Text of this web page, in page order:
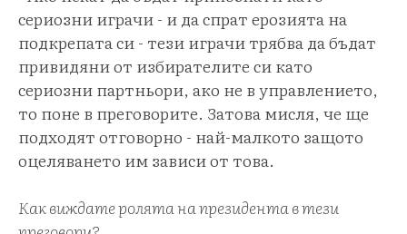
сериозни играчи - и да спрат ерозията на
подкрепата си - тези играчи трябва да бъдат
привидяни от избирателите си като
сериозни партньори, ако не в управлението,
то поне в преговорите. Затова мисля, че ще
подходят отговорно - най-малкото защото
оцеляването им зависи от това.
Как виждате ролята на президента в тези